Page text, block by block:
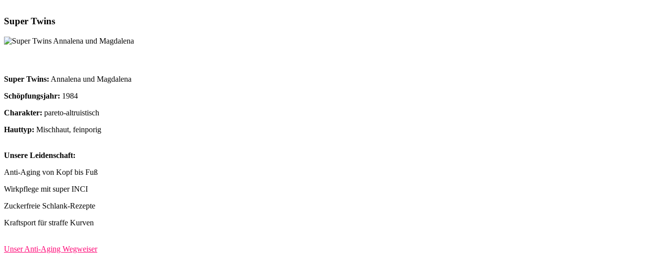
Super Twins
Super Twins: Annalena und Magdalena
Schöpfungsjahr: 1984
Charakter: pareto-altruistisch
Hauttyp: Mischhaut, feinporig
Unsere Leidenschaft:
Anti-Aging von Kopf bis Fuß
Wirkpflege mit super INCI
Zuckerfreie Schlank-Rezepte
Kraftsport für straffe Kurven
Unser Anti-Aging Wegweiser